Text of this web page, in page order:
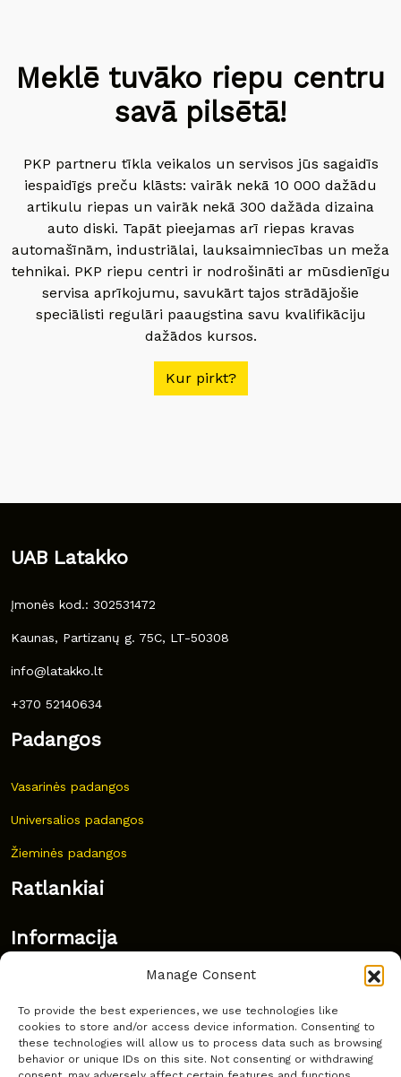
Manage Consent
To provide the best experiences, we use technologies like
cookies to store and/or access device information. Consenting to
these technologies will allow us to process data such as browsing
behavior or unique IDs on this site. Not consenting or withdrawing
Meklē tuvāko riepu centru
savā pilsētā!
PKP partneru tīkla veikalos un servisos jūs sagaidīs
iespaidīgs preču klāsts: vairāk nekā 10 000 dažādu
artikulu riepas un vairāk nekā 300 dažāda dizaina
auto diski. Tapāt pieejamas arī riepas kravas
automašīnām, industriālai, lauksaimniecības un meža
tehnikai. PKP riepu centri ir nodrošināti ar mūsdienīgu
servisa aprīkojumu, savukārt tajos strādājošie
speciālisti regulāri paaugstina savu kvalifikāciju
dažādos kursos.
Kur pirkt?
UAB Latakko
Įmonės kod.: 302531472
Kaunas, Partizanų g. 75C, LT-50308
info@latakko.lt
+370 52140634
Padangos
Vasarinės padangos
Universalios padangos
Žieminės padangos
Ratlankiai
Informacija
Dažnai užduodami klausimai
Kur nusipirkti?